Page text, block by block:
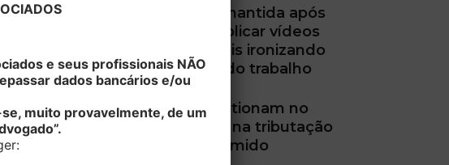
Justa causa é mantida após
trabalhador publicar vídeos
nas redes sociais ironizando
afastamentos do trabalho
Empresas questionam no
STF mudanças na tributação
do Lucro Presumido
e seus profissionais NÃO
dados bancários e/ou
muito provavelmente, de um